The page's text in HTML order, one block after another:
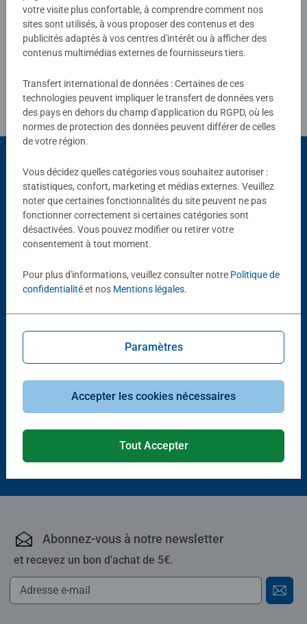
Rédiger une évaluation
Choix populaires
D'autres personnes aiment aussi
Action-Set Skytrax Starter Set Vertical
Abonnez-vous à notre newsletter
et recevez un bon d'achat de 5€.
votre visite plus confortable, à comprendre comment nos
sites sont utilisés, à vous proposer des contenus et des
publicités adaptés à vos centres d'intérêt ou à afficher des
contenus multimédias externes de fournisseurs tiers.
Transfert international de données : Certaines de ces
technologies peuvent impliquer le transfert de données vers
des pays en dehors du champ d'application du RGPD, où les
normes de protection des données peuvent différer de celles
de votre région.
Vous décidez quelles catégories vous souhaitez autoriser :
statistiques, confort, marketing et médias externes. Veuillez
noter que certaines fonctionnalités du site peuvent ne pas
fonctionner correctement si certaines catégories sont
désactivées. Vous pouvez modifier ou retirer votre
consentement à tout moment.
Pour plus d'informations, veuillez consulter notre Politique de
confidentialitéet nos Mentions légales.
Paramètres
Accepter les cookies nécessaires
Tout Accepter